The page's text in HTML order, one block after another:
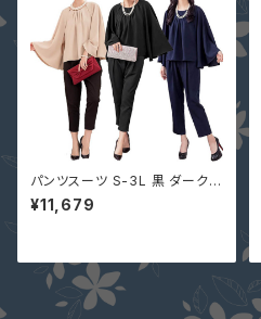
パンツスーツ S-3L 黒 ダークベ
ージュ ネイビー 結婚式 パンツ
ドレス ぽっちゃり 4way 一部即
プ 二の腕カバー
¥11,679